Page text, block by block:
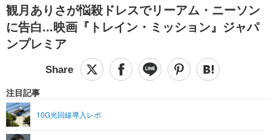
IT・デジタルTOP スマートフォン
ネタ
ショッピング その他
SPEED TEST
エンタメ
エンタメTOP 映画・ドラマ
音楽
ペット
リリース一覧
プッシュ通知の停止方法
観月ありさが悩殺ドレスでリーアム・ニーソン
に告白...映画『トレイン・ミッション』ジャパ
ンプレミア
注目記事
10G光回線導入レポ